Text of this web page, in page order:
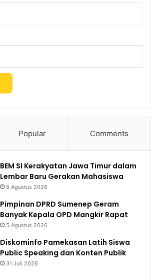
Popular Comments
BEM SI Kerakyatan Jawa Timur dalam
Lembar Baru Gerakan Mahasiswa
8 Agustus 2026
Pimpinan DPRD Sumenep Geram
Banyak Kepala OPD Mangkir Rapat
5 Agustus 2026
Diskominfo Pamekasan Latih Siswa
Public Speaking dan Konten Publik
31 Juli 2026